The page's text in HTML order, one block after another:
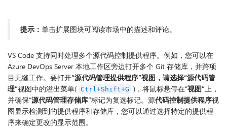
提示： 单击扩展图块可阅读市场中的描述和评论。
VS Code 支持同时处理多个源代码控制提供程序。例如，您可以在
Azure DevOps Server 本地工作区旁边打开多个 Git 存储库，并跨项
目无缝工作。要打开“源代码管理提供程序”视图，请选择“源代码管
理”视图中的溢出菜单( Ctrl+Shift+G )，将鼠标悬停在“视图”上，
并确保“源代码管理存储库”标记为复选标记。源代码控制提供程序视
图显示检测到的提供程序和存储库，您可以通过选择特定的提供程
序来确定更改的显示范围。